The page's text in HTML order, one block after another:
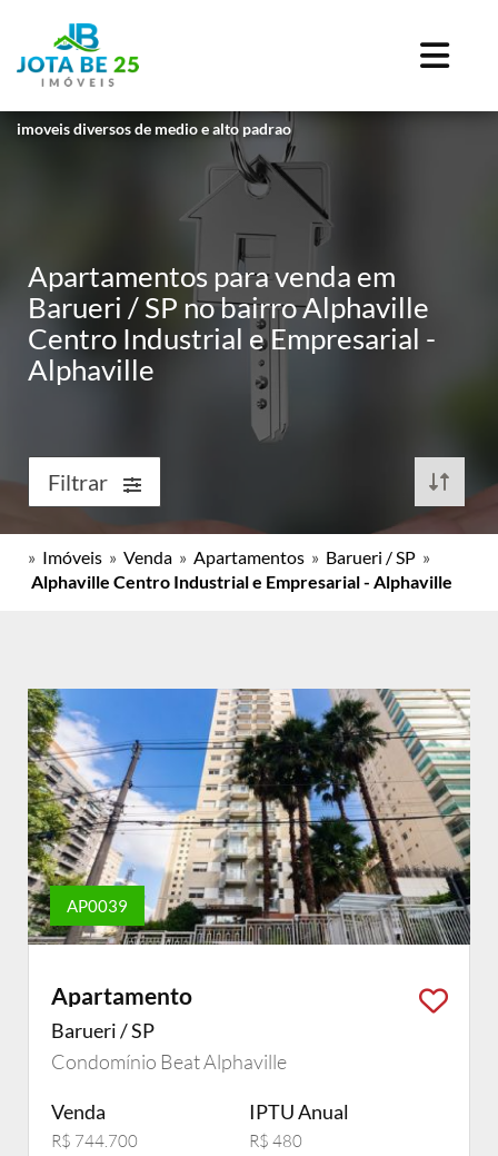
imoveis diversos de medio e alto padrao
Apartamentos para venda em
Barueri / SP no bairro Alphaville
Centro Industrial e Empresarial -
Alphaville
Filtrar
» Imóveis » Venda » Apartamentos » Barueri / SP »
Alphaville Centro Industrial e Empresarial - Alphaville
AP0039
Apartamento
Barueri / SP
Condomínio Beat Alphaville
Venda
R$ 744.700
IPTU Anual
R$ 480